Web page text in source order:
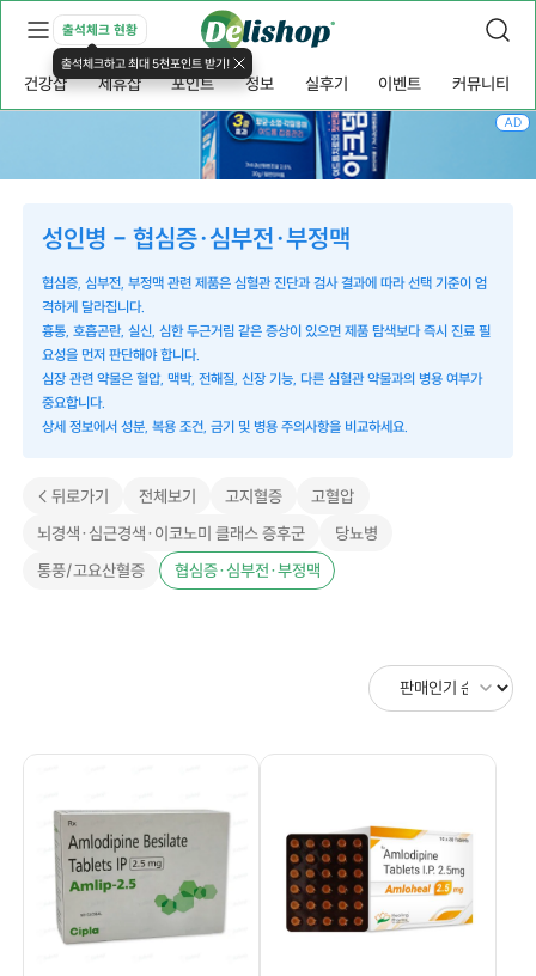
출석체크 현황
출석체크하고 최대 5천포인트 받기!
건강샵 제휴샵 포인트 정보 실후기 이벤트 커뮤니티
성인병 - 협심증·심부전·부정맥
협심증, 심부전, 부정맥 관련 제품은 심혈관 진단과 검사 결과에 따라 선택 기준이 엄
격하게 달라집니다.
흉통, 호흡곤란, 실신, 심한 두근거림 같은 증상이 있으면 제품 탐색보다 즉시 진료 필
요성을 먼저 판단해야 합니다.
심장 관련 약물은 혈압, 맥박, 전해질, 신장 기능, 다른 심혈관 약물과의 병용 여부가
중요합니다.
상세 정보에서 성분, 복용 조건, 금기 및 병용 주의사항을 비교하세요.
< 뒤로가기 전체보기 고지혈증
고혈압
뇌경색·심근경색·이코노미 클래스 증후군
당뇨병
통풍/고요산혈증
협심증·심부전·부정맥
AD